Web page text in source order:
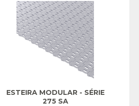
ESTEIRA MODULAR - SÉRIE
275 SA